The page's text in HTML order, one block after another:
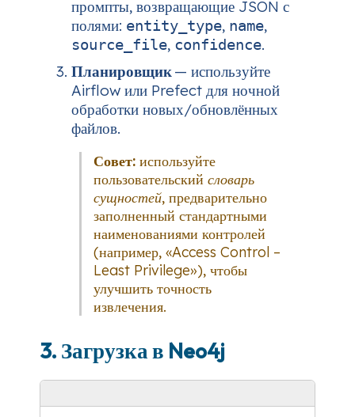
промпты, возвращающие JSON с
полями: entity_type, name,
source_file, confidence.
Планировщик— используйте
Airflow или Prefect для ночной
обработки новых/обновлённых
файлов.
Совет: используйте
пользовательский словарь
сущностей, предварительно
заполненный стандартными
наименованиями контролей
(например, «Access Control –
Least Privilege»), чтобы
улучшить точность
извлечения.
3. Загрузка в Neo4j